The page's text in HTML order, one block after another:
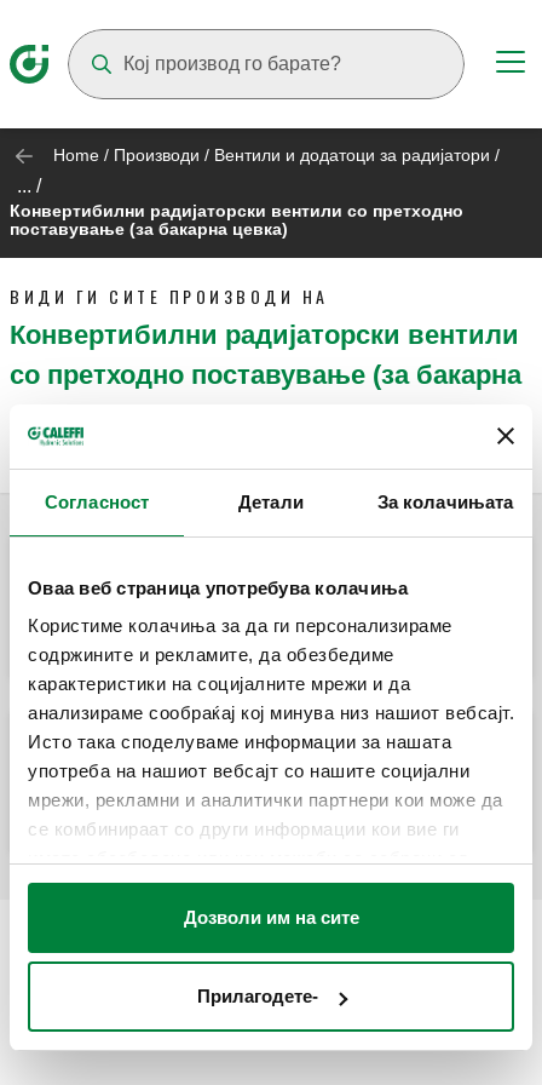
Согласност Детали За колачињата
Оваа веб страница употребува колачиња
Користиме колачиња за да ги персонализираме
содржините и рекламите, да обезбедиме
карактеристики на социјалните мрежи и да
анализираме сообраќај кој минува низ нашиот вебсајт.
Исто така споделуваме информации за нашата
употреба на нашиот вебсајт со нашите социјални
мрежи, рекламни и аналитички партнери кои може да
се комбинираат со други информации кои вие ги
вашата употреба на нивните услуги.
Дозволи им на сите
Прилагодете-
Home / Производи / Вентили и додатоци за радијатори /
... /
Конвертибилни радијаторски вентили со претходно
поставување (за бакарна цевка)
ВИДИ ГИ СИТЕ ПРОИЗВОДИ НА
Конвертибилни радијаторски вентили
со претходно поставување (за бакарна
Конвертибилен вентил за радијатор
опремен за термостатски контролни
глави и термо-електрични актуатори.
Конвертибилен вентил за радијатор
опремен за термостатски контролни
глави и термо-електрични актуатори.